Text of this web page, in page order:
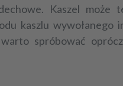
Kaszel może
kaszlu wywołanego
warto spróbować